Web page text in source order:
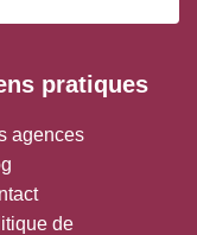
pratiques
agences
de